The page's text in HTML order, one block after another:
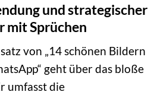
und strategischer
mit Sprüchen
von „14 schönen Bildern
geht über das bloße
umfasst die